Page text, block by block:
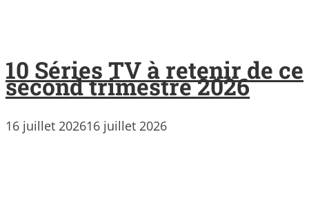
10 Séries TV à retenir de ce
second trimestre 2026
16 juillet 202616 juillet 2026